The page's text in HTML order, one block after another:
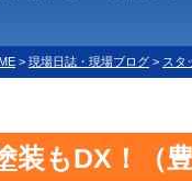
> 現場日誌・現場ブログ > スタ
装もDX！（